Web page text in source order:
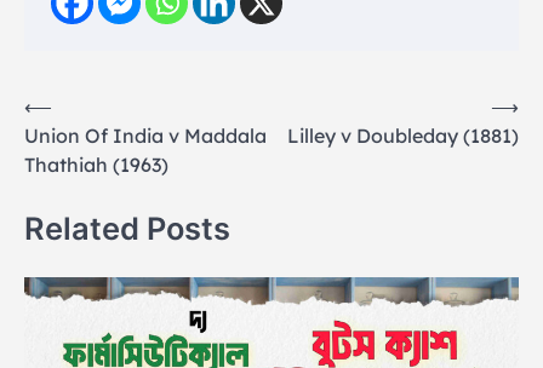
Post
navigation
⟵
Union Of India v Maddala
Thathiah (1963)
Lilley v Doubleday (1881)
⟶
Related Posts